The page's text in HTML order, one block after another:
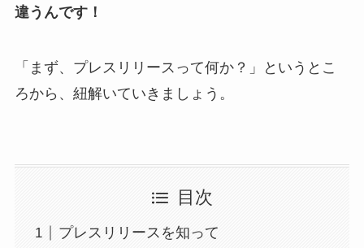
違うんです！
「まず、プレスリリースって何か？」というとこ
ろから、紐解いていきましょう。
目次
プレスリリースを知って